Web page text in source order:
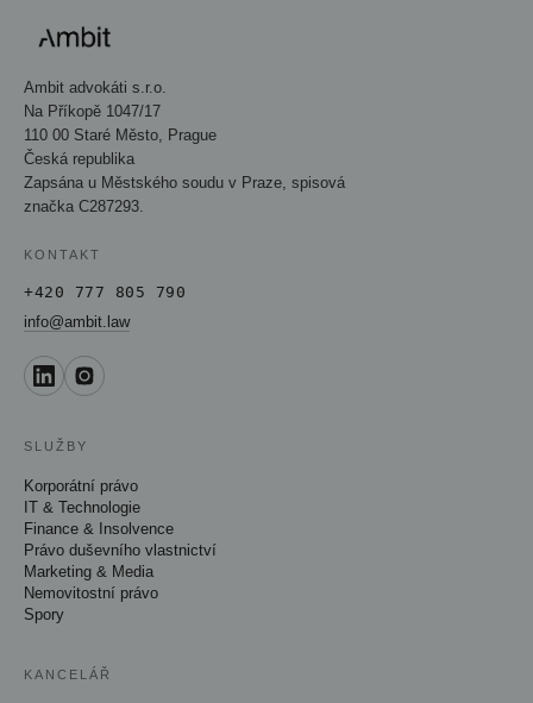
Ambit advokáti s.r.o.
Na Příkopě 1047/17
110 00 Staré Město, Prague
Česká republika
Zapsána u Městského soudu v Praze, spisová
značka C287293.
KONTAKT
+420 777 805 790
info@ambit.law
SLUŽBY
Korporátní právo
IT & Technologie
Finance & Insolvence
Právo duševního vlastnictví
Marketing & Media
Nemovitostní právo
Spory
KANCELÁŘ